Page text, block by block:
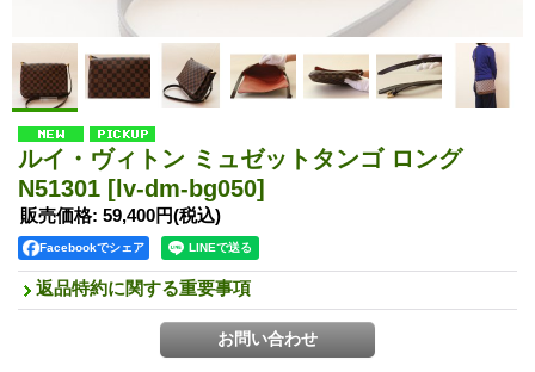
ルイ・ヴィトン ミュゼットタンゴ ロング
N51301 [lv-dm-bg050]
販売価格: 59,400円(税込)
Facebookでシェア
返品特約に関する重要事項